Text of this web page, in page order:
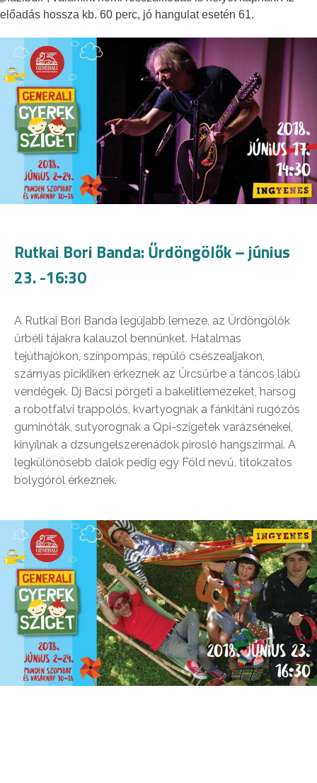
előadás hossza kb. 60 perc, jó hangulat esetén 61.
Rutkai Bori Banda: Űrdöngölők – június
23. -16:30
A Rutkai Bori Banda legújabb lemeze, az Űrdöngölők
űrbéli tájakra kalauzol bennünket. Hatalmas
tejúthajókon, színpompás, repülő csészealjakon,
szárnyas picikliken érkeznek az Űrcsűrbe a táncos lábú
vendégek. Dj Bácsi pörgeti a bakelitlemezeket, harsog
a robotfalvi trappolós, kvartyognak a fánkitáni rugózós
guminóták, sutyorognak a Qpi-szigetek varázsénekei,
kinyílnak a dzsungelszerenádok pirosló hangszirmai. A
legkülönösebb dalok pedig egy Föld nevű, titokzatos
bolygóról érkeznek.